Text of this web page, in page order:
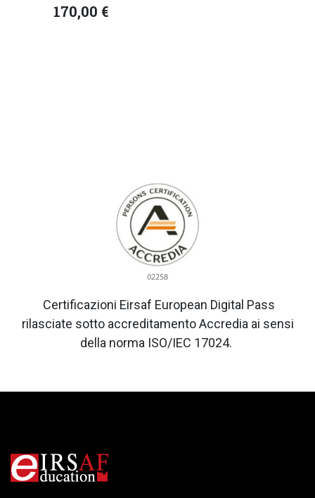
170,00 €
Certificazioni Eirsaf European Digital Pass
rilasciate sotto accreditamento Accredia ai sensi
della norma ISO/IEC 17024.